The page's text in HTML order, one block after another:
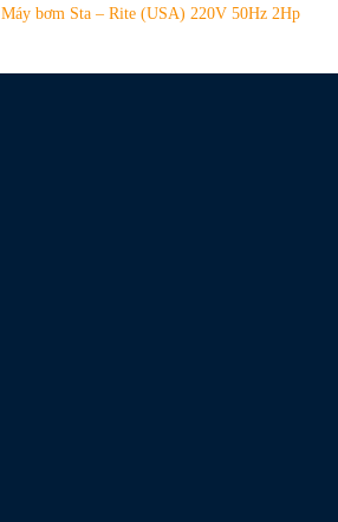
Máy bơm Sta – Rite (USA) 220V 50Hz 2Hp